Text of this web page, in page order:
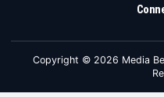
Copyright © 2026 Media